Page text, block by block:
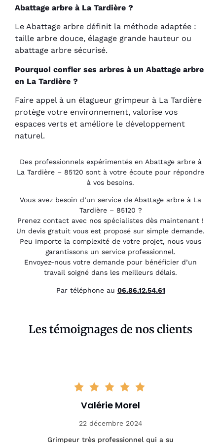
Abattage arbre à La Tardière ?
Le Abattage arbre définit la méthode adaptée :
taille arbre douce, élagage grande hauteur ou
abattage arbre sécurisé.
Pourquoi confier ses arbres à un Abattage arbre
en La Tardière ?
Faire appel à un élagueur grimpeur à La Tardière
protège votre environnement, valorise vos
espaces verts et améliore le développement
naturel.
Des professionnels expérimentés en Abattage arbre à
La Tardière – 85120 sont à votre écoute pour répondre
à vos besoins.
Vous avez besoin d’un service de Abattage arbre à La
Tardière – 85120 ?
Prenez contact avec nos spécialistes dès maintenant !
Un devis gratuit vous est proposé sur simple demande.
Peu importe la complexité de votre projet, nous vous
garantissons un service professionnel.
Envoyez-nous votre demande pour bénéficier d’un
travail soigné dans les meilleurs délais.
Par téléphone au 06.86.12.54.61
Les témoignages de nos clients
Valérie Morel
22 décembre 2024
Grimpeur très professionnel qui a su